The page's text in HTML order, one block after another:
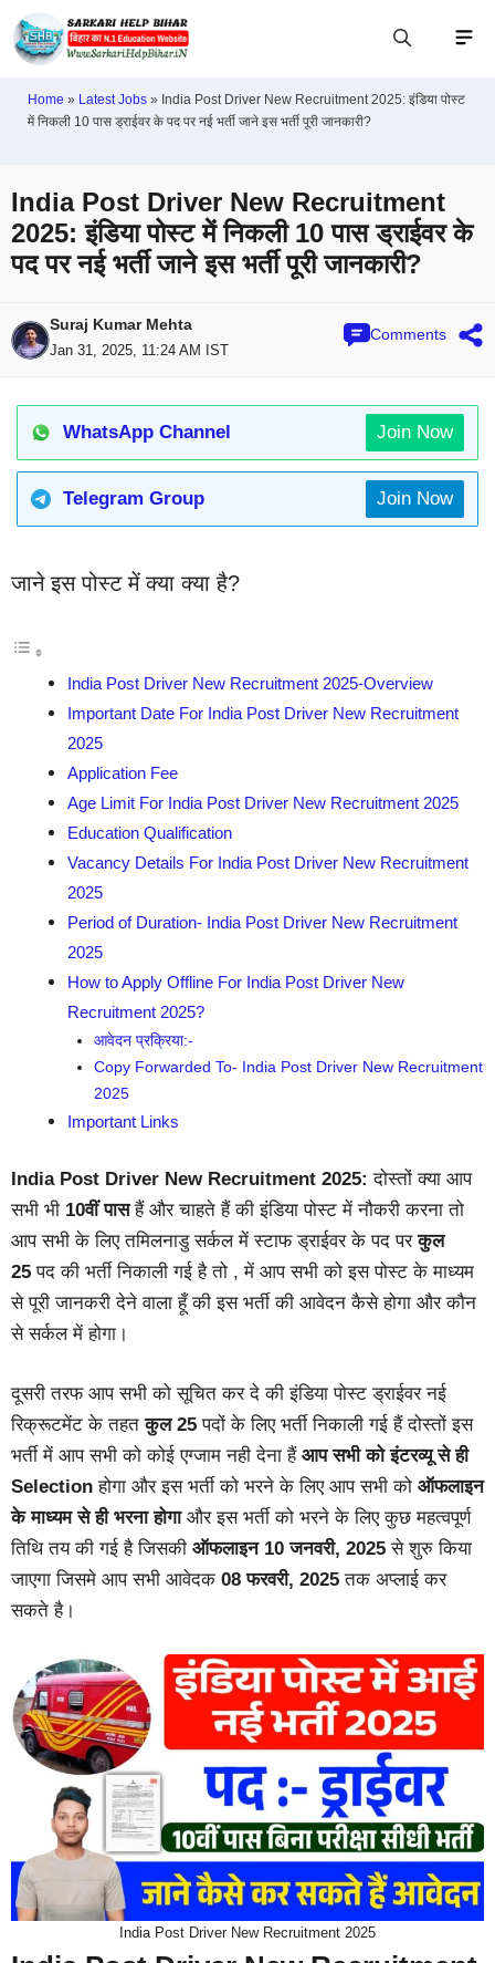
Home » Latest Jobs » India Post Driver New Recruitment 2025: इंडिया पोस्ट
में निकली 10 पास ड्राईवर के पद पर नई भर्ती जाने इस भर्ती पूरी जानकारी?
India Post Driver New Recruitment
2025: इंडिया पोस्ट में निकली 10 पास ड्राईवर के
पद पर नई भर्ती जाने इस भर्ती पूरी जानकारी?
Suraj Kumar Mehta
Jan 31, 2025, 11:24 AM IST
Comments
WhatsApp Channel Join Now
Telegram Group Join Now
जाने इस पोस्ट में क्या क्या है?
India Post Driver New Recruitment 2025-Overview
Important Date For India Post Driver New Recruitment
2025
Application Fee
Age Limit For India Post Driver New Recruitment 2025
Education Qualification
Vacancy Details For India Post Driver New Recruitment
2025
Period of Duration- India Post Driver New Recruitment
2025
How to Apply Offline For India Post Driver New
Recruitment 2025?
आवेदन प्रक्रिया:-
Copy Forwarded To- India Post Driver New Recruitment
2025
Important Links
India Post Driver New Recruitment 2025:दोस्तों क्या आप
सभी भी 10वीं पासहैं और चाहते हैं की इंडिया पोस्ट में नौकरी करना तो
आप सभी के लिए तमिलनाडु सर्कल में स्टाफ ड्राईवर के पद परकुल
25 पद की भर्ती निकाली गई है तो , में आप सभी को इस पोस्ट के माध्यम
से पूरी जानकरी देने वाला हूँ की इस भर्ती की आवेदन कैसे होगा और कौन
से सर्कल में होगा।
दूसरी तरफ आप सभी को सूचित कर दे की इंडिया पोस्ट ड्राईवर नई
रिक्रूटमेंट के तहतकुल 25 पदों के लिए भर्ती निकाली गई हैं दोस्तों इस
भर्ती में आप सभी को कोई एग्जाम नही देना हैं आप सभी को इंटरव्यू से ही
Selection होगा और इस भर्ती को भरने के लिए आप सभी को ऑफलाइन
के माध्यम से ही भरना होगाऔर इस भर्ती को भरने के लिए कुछ महत्वपूर्ण
तिथि तय की गई है जिसकी ऑफलाइन 10 जनवरी, 2025से शुरु किया
जाएगा जिसमे आप सभी आवेदक 08 फरवरी, 2025 तक अप्लाई कर
सकते है।
India Post Driver New Recruitment 2025